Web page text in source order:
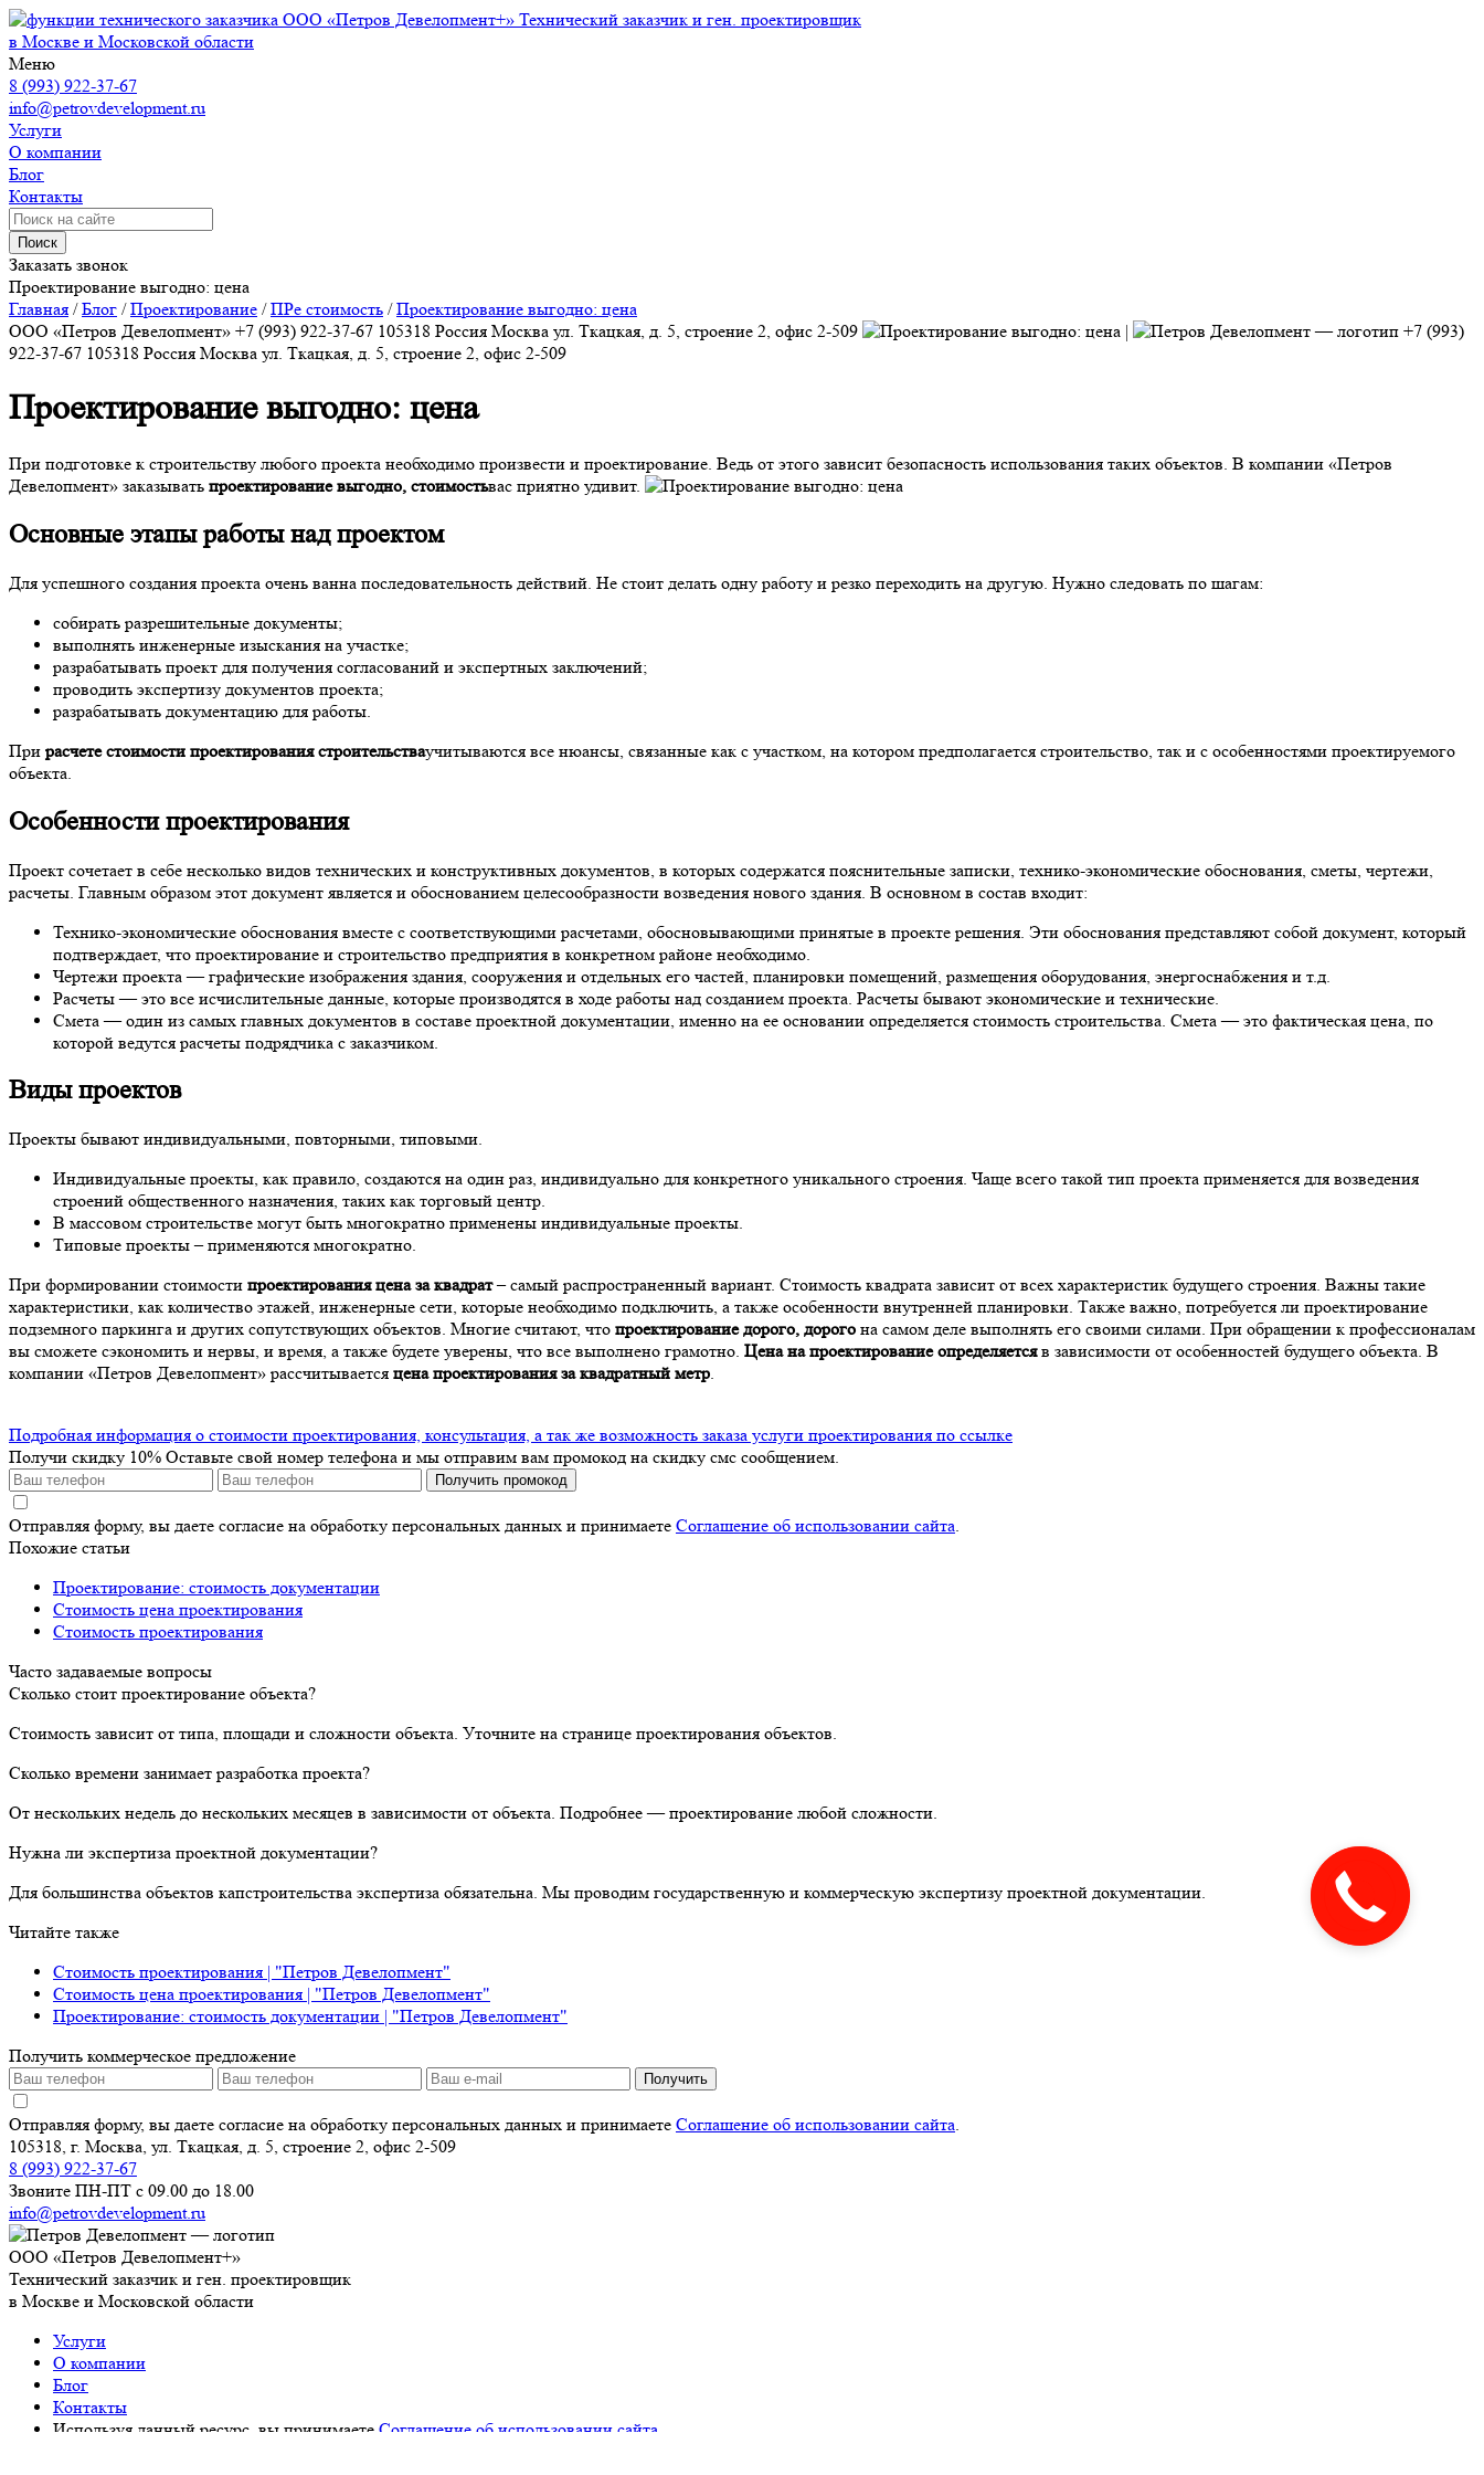
ООО «Петров Девелопмент+» Технический заказчик и ген. проектировщик
в Москве и Московской области
Меню
8 (993) 922-37-67
info@petrovdevelopment.ru
Услуги
О компании
Блог
Контакты
Поиск
Заказать звонок
Проектирование выгодно: цена
Главная /Блог /Проектирование /ПРе стоимость /Проектирование выгодно: цена
ООО «Петров Девелопмент» +7 (993) 922-37-67 105318 Россия Москва ул. Ткацкая, д. 5, строение 2, офис 2-509
+7 (993)
922-37-67 105318 Россия Москва ул. Ткацкая, д. 5, строение 2, офис 2-509
Проектирование выгодно: цена
При подготовке к строительству любого проекта необходимо произвести и проектирование. Ведь от этого зависит безопасность использования таких объектов. В компании «Петров
Девелопмент» заказывать проектирование выгодно, стоимостьвас приятно удивит.
Основные этапы работы над проектом
Для успешного создания проекта очень ванна последовательность действий. Не стоит делать одну работу и резко переходить на другую. Нужно следовать по шагам:
собирать разрешительные документы;
выполнять инженерные изыскания на участке;
разрабатывать проект для получения согласований и экспертных заключений;
проводить экспертизу документов проекта;
разрабатывать документацию для работы.
При расчете стоимости проектирования строительстваучитываются все нюансы, связанные как с участком, на котором предполагается строительство, так и с особенностями проектируемого
объекта.
Особенности проектирования
Проект сочетает в себе несколько видов технических и конструктивных документов, в которых содержатся пояснительные записки, технико-экономические обоснования, сметы, чертежи,
расчеты. Главным образом этот документ является и обоснованием целесообразности возведения нового здания. В основном в состав входит:
Технико-экономические обоснования вместе с соответствующими расчетами, обосновывающими принятые в проекте решения. Эти обоснования представляют собой документ, который
подтверждает, что проектирование и строительство предприятия в конкретном районе необходимо.
Чертежи проекта — графические изображения здания, сооружения и отдельных его частей, планировки помещений, размещения оборудования, энергоснабжения и т.д.
Расчеты — это все исчислительные данные, которые производятся в ходе работы над созданием проекта. Расчеты бывают экономические и технические.
Смета — один из самых главных документов в составе проектной документации, именно на ее основании определяется стоимость строительства. Смета — это фактическая цена, по
которой ведутся расчеты подрядчика с заказчиком.
Виды проектов
Проекты бывают индивидуальными, повторными, типовыми.
Индивидуальные проекты, как правило, создаются на один раз, индивидуально для конкретного уникального строения. Чаще всего такой тип проекта применяется для возведения
строений общественного назначения, таких как торговый центр.
В массовом строительстве могут быть многократно применены индивидуальные проекты.
Типовые проекты – применяются многократно.
При формировании стоимости проектирования цена за квадрат– самый распространенный вариант. Стоимость квадрата зависит от всех характеристик будущего строения. Важны такие
характеристики, как количество этажей, инженерные сети, которые необходимо подключить, а также особенности внутренней планировки. Также важно, потребуется ли проектирование
подземного паркинга и других сопутствующих объектов. Многие считают, что проектирование дорого, дорого на самом деле выполнять его своими силами. При обращении к профессионалам
вы сможете сэкономить и нервы, и время, а также будете уверены, что все выполнено грамотно. Цена на проектирование определяетсяв зависимости от особенностей будущего объекта. В
компании «Петров Девелопмент» рассчитывается цена проектирования за квадратный метр.
Подробная информация о стоимости проектирования, консультация, а так же возможность заказа услуги проектирования по ссылке
Получи скидку 10% Оставьте свой номер телефона и мы отправим вам промокод на скидку смс сообщением.
Получить промокод
Отправляя форму, вы даете согласие на обработку персональных данных и принимаете Соглашение об использовании сайта.
Похожие статьи
Проектирование: стоимость документации
Стоимость цена проектирования
Стоимость проектирования
Часто задаваемые вопросы
Сколько стоит проектирование объекта?
Стоимость зависит от типа, площади и сложности объекта. Уточните на странице проектирования объектов.
Сколько времени занимает разработка проекта?
От нескольких недель до нескольких месяцев в зависимости от объекта. Подробнее — проектирование любой сложности.
Нужна ли экспертиза проектной документации?
Для большинства объектов капстроительства экспертиза обязательна. Мы проводим государственную и коммерческую экспертизу проектной документации.
Читайте также
Стоимость проектирования | "Петров Девелопмент"
Стоимость цена проектирования | "Петров Девелопмент"
Проектирование: стоимость документации | "Петров Девелопмент"
Получить коммерческое предложение
Получить
Отправляя форму, вы даете согласие на обработку персональных данных и принимаете Соглашение об использовании сайта.
105318, г. Москва, ул. Ткацкая, д. 5, строение 2, офис 2-509
8 (993) 922-37-67
Звоните ПН-ПТ с 09.00 до 18.00
info@petrovdevelopment.ru
ООО «Петров Девелопмент+»
Технический заказчик и ген. проектировщик
в Москве и Московской области
Услуги
О компании
Блог
Контакты
Используя данный ресурс, вы принимаете Соглашение об использовании сайта